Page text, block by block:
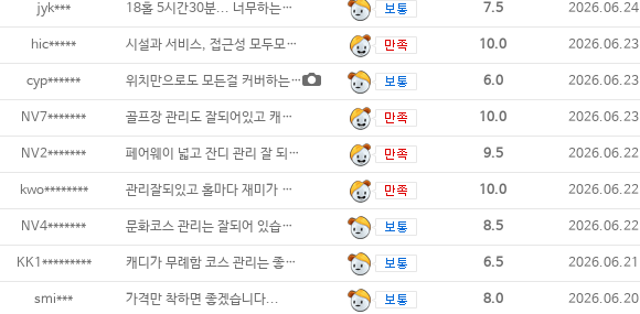
jyk*** 18홀 5시간30분... 너무하는거죠? 나 7.5 2026.06.24
hic***** 시설과 서비스, 접근성 모두모두 아주 10.0 2026.06.23
cyp****** 위치만으로도 모든걸 커버하는 골프장. 관리 6.0 2026.06.23
NV7******* 골프장 관리도 잘되어있고 캐디님도친절했습니다 10.0 2026.06.23
NV2******* 페어웨이 넓고 잔디 관리 잘 되어있어요 9.5 2026.06.22
kwo******** 관리잘되있고 홀마다 재미가 있음... 10.0 2026.06.22
NV4******* 문화코스 관리는 잘되어 있습니다. 넓고 길어 8.5 2026.06.22
KK1********* 캐디가 무례함 코스 관리는 좋은편 코스 6.5 2026.06.21
smi*** 가격만 착하면 좋겠습니다... 8.0 2026.06.20